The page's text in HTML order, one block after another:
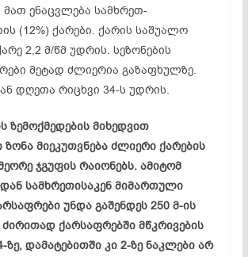
ენაცვლება სამხრეთ-
(12%) ქარები. ქარის საშუალო
2,2 მ/წმ უდრის. სეზონების
მეტად ძლიერია გაზაფხულზე.
დღეთა რიცხვი 34-ს უდრის.
ზემოქმედების მიხედვით
ზონა მიეკუთვნება ძლიერი ქარების
ჯგუფის რაიონებს. ამიტომ
სამხრეთისაკენ მიმართული
უნდა გაშენდეს 250 მ-ის
ქარსაფრებში მწკრივების
დამატებითში კი 2-ზე ნაკლები არ